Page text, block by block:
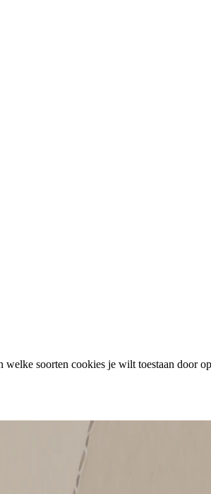
soorten cookies je wilt toestaan door